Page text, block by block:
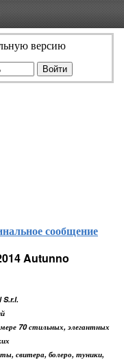
версию
сообщение
Autunno
S.r.l.
70 стильных, элегантных
свитера, болеро, туники,